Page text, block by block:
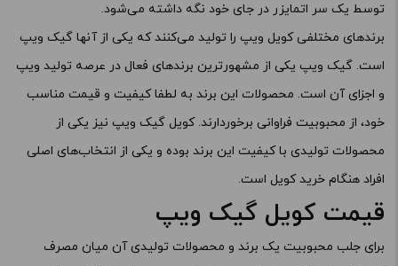
+
افزودن به سبد خرید
کپی
توسط یک سر اتمایزر در جای خود نگه داشته می‌شود.
برندهای مختلفی کویل ویپ را تولید می‌کنند که یکی از آنها گیک ویپ
است. گیک ویپ یکی از مشهورترین برندهای فعال در عرصه تولید ویپ
و اجزای آن است. محصولات این برند به لطفا کیفیت و قیمت مناسب
خود، از محبوبیت فراوانی برخوردارند. کویل گیک ویپ نیز یکی از
محصولات تولیدی با کیفیت این برند بوده و یکی از انتخاب‌های اصلی
افراد هنگام خرید کویل است.
قیمت کویل گیک ویپ
برای جلب محبوبیت یک برند و محصولات تولیدی آن میان مصرف